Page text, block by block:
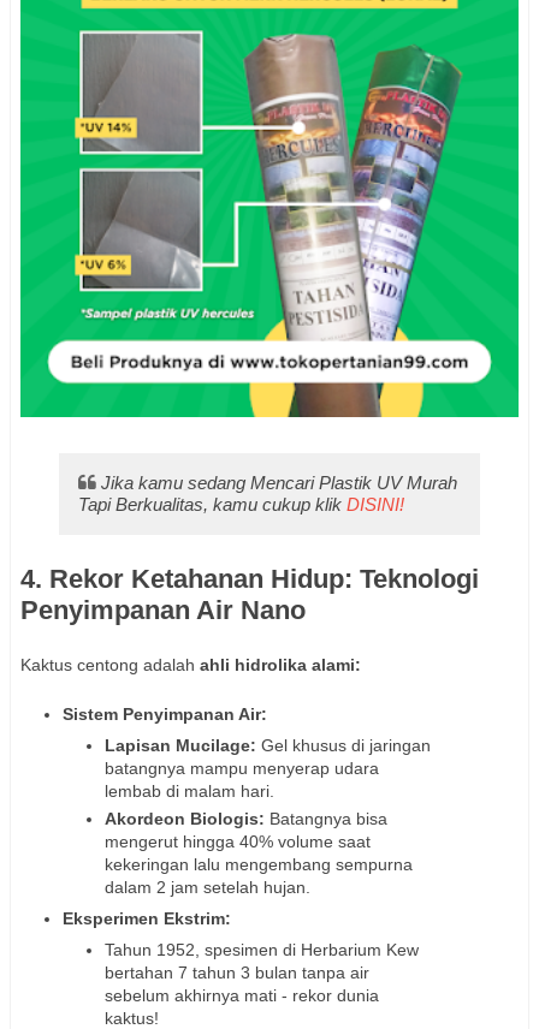
Jika kamu sedang Mencari Plastik UV Murah
Tapi Berkualitas, kamu cukup klik DISINI!
4. Rekor Ketahanan Hidup: Teknologi
Penyimpanan Air Nano
Kaktus centong adalah ahli hidrolika alami:
Sistem Penyimpanan Air:
Lapisan Mucilage: Gel khusus di jaringan
batangnya mampu menyerap udara
lembab di malam hari.
Akordeon Biologis: Batangnya bisa
mengerut hingga 40% volume saat
kekeringan lalu mengembang sempurna
dalam 2 jam setelah hujan.
Eksperimen Ekstrim:
Tahun 1952, spesimen di Herbarium Kew
bertahan 7 tahun 3 bulan tanpa air
sebelum akhirnya mati - rekor dunia
kaktus!